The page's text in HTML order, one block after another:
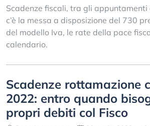
Scadenze fiscali, tra gli
c’è la messa a disposizione del 730
del modello Iva, le rate della pace
calendario.
Scadenze rottamazione
2022: entro quando
propri debiti col Fisco